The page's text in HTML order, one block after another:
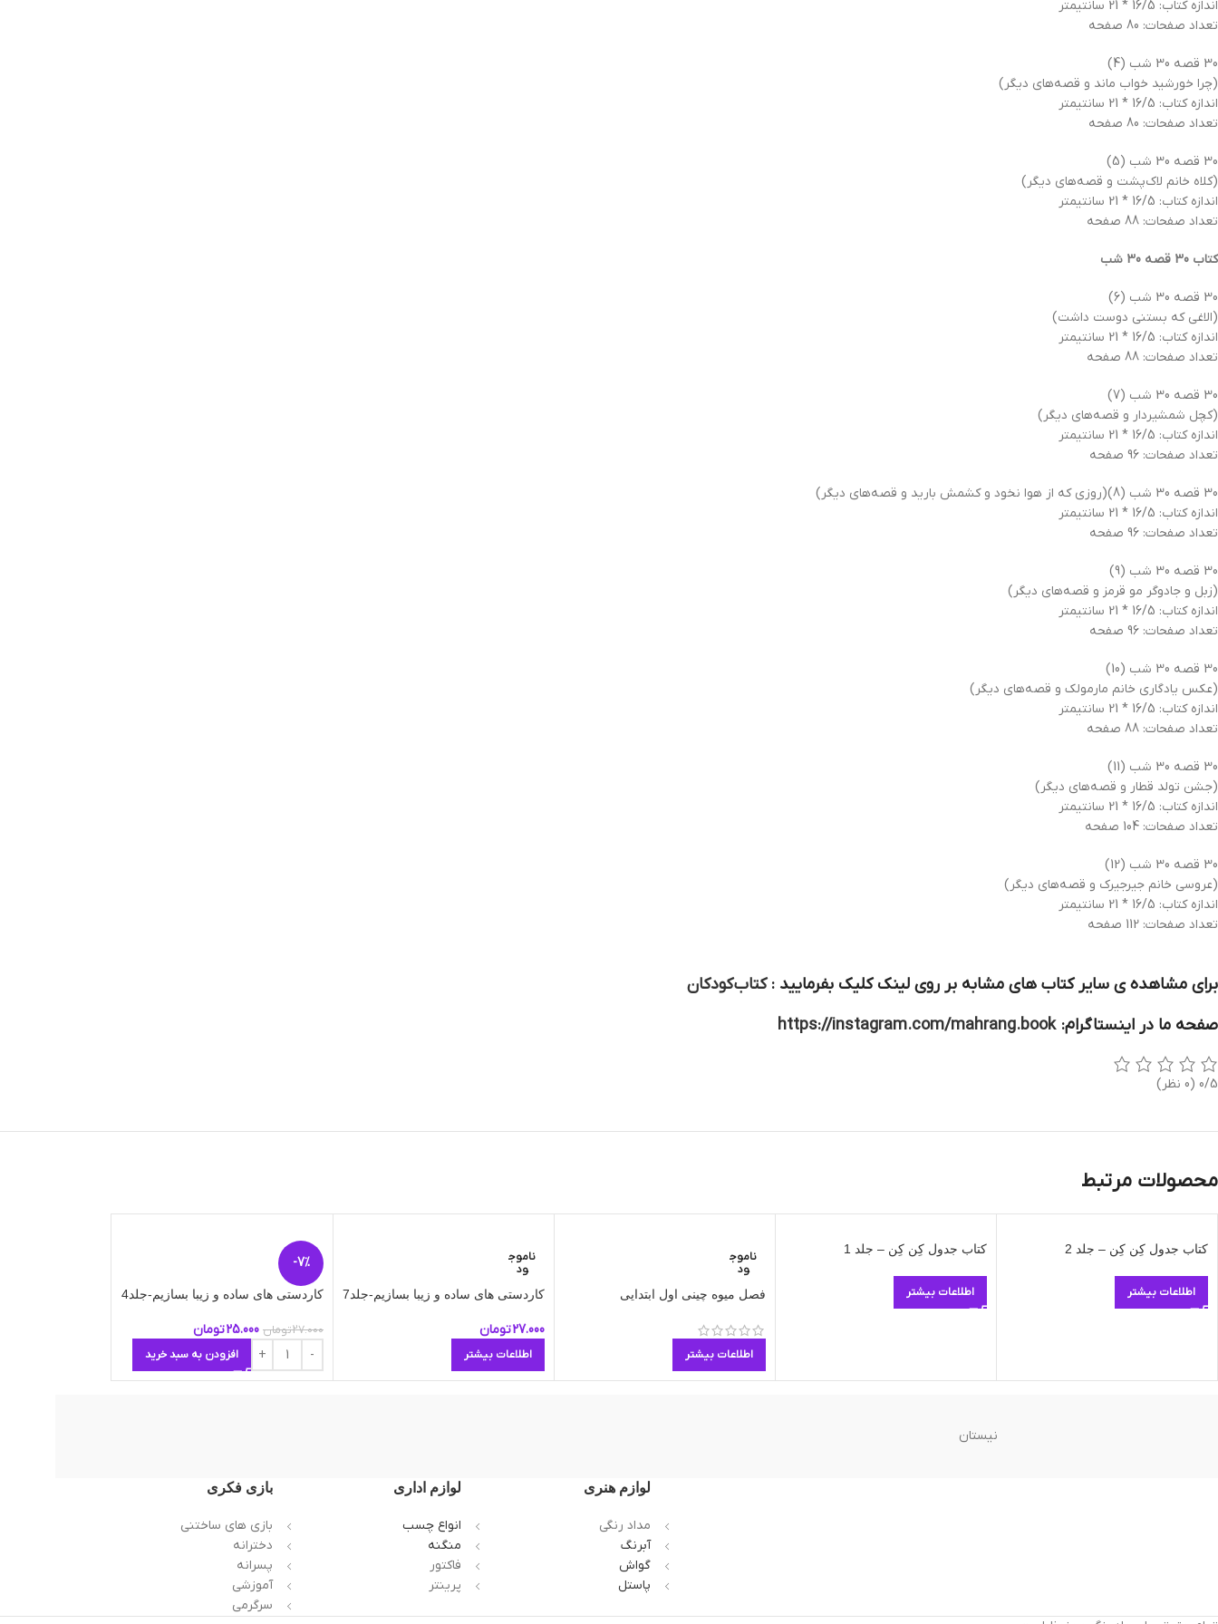
اندازه کتاب: 16/5 * 21 سانتیمتر
تعداد صفحات: 80 صفحه
30 قصه 30 شب (4)
(چرا خورشید خواب ماند و قصه‌های دیگر)
اندازه کتاب: 16/5 * 21 سانتیمتر
تعداد صفحات: 80 صفحه
30 قصه 30 شب (5)
(کلاه خانم لاک‌پشت و قصه‌های دیگر)
اندازه کتاب: 16/5 * 21 سانتیمتر
تعداد صفحات: 88 صفحه
کتاب 30 قصه 30 شب
30 قصه 30 شب (6)
(الاغی که بستنی دوست داشت)
اندازه کتاب: 16/5 * 21 سانتیمتر
تعداد صفحات: 88 صفحه
30 قصه 30 شب (7)
(کچل شمشیردار و قصه‌های دیگر)
اندازه کتاب: 16/5 * 21 سانتیمتر
تعداد صفحات: 96 صفحه
30 قصه 30 شب (8)(روزی که از هوا نخود و کشمش بارید و قصه‌های دیگر)
اندازه کتاب: 16/5 * 21 سانتیمتر
تعداد صفحات: 96 صفحه
30 قصه 30 شب (9)
(زبل و جادوگر مو قرمز و قصه‌های دیگر)
اندازه کتاب: 16/5 * 21 سانتیمتر
تعداد صفحات: 96 صفحه
30 قصه 30 شب (10)
(عکس یادگاری خانم مارمولک و قصه‌های دیگر)
اندازه کتاب: 16/5 * 21 سانتیمتر
تعداد صفحات: 88 صفحه
30 قصه 30 شب (11)
(جشن تولد قطار و قصه‌های دیگر)
اندازه کتاب: 16/5 * 21 سانتیمتر
تعداد صفحات: 104 صفحه
30 قصه 30 شب (12)
(عروسی خانم جیرجیرک و قصه‌های دیگر)
اندازه کتاب: 16/5 * 21 سانتیمتر
تعداد صفحات: 112 صفحه
برای مشاهده ی سایر کتاب های مشابه بر روی لینک کلیک بفرمایید :کتاب کودکان
صفحه ما در اینستاگرام:https://instagram.com/mahrang.book
0/5 (0 نظر)
محصولات مرتبط
کتاب جدول کِن کِن – جلد 2
اطلاعات بیشتر
کتاب جدول کِن کِن – جلد 1
اطلاعات بیشتر
ناموج
ود
فصل میوه چینی اول ابتدایی
اطلاعات بیشتر
ناموج
ود
کاردستی های ساده و زیبا بسازیم-جلد7
27.000تومان
اطلاعات بیشتر
-7%
کاردستی های ساده و زیبا بسازیم-جلد4
27.000تومان 25.000تومان
افزودن به سبد خرید
نیستان
لوازم هنری
مداد رنگی
آبرنگ
گواش
پاستل
لوازم اداری
انواع چسب
منگنه
فاکتور
پرینتر
بازی فکری
بازی های ساختنی
دخترانه
پسرانه
آموزشی
سرگرمی